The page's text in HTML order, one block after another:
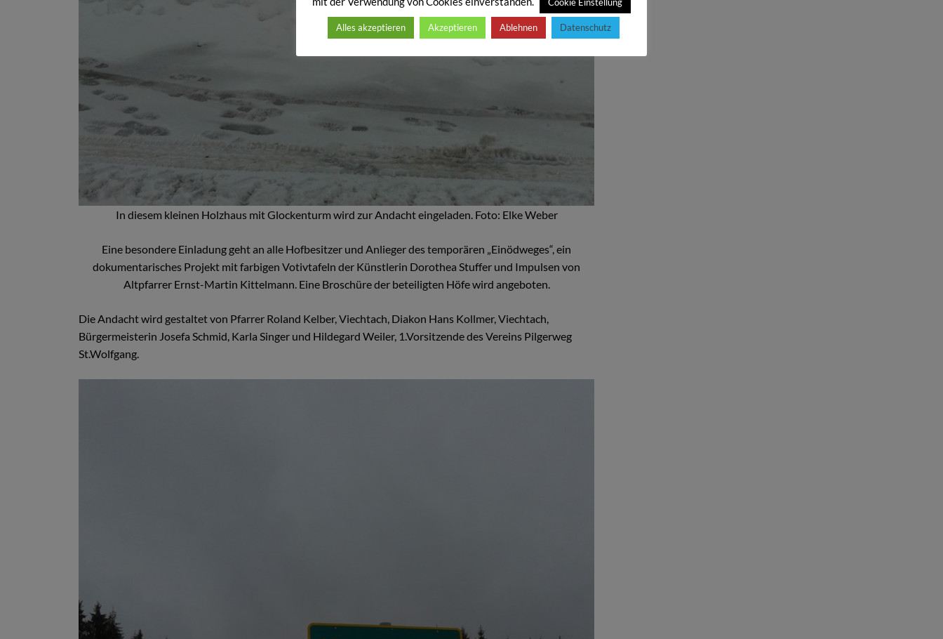
In diesem kleinen Holzhaus mit Glockenturm wird zur Andacht eingeladen. Foto: Elke Weber
Eine besondere Einladung geht an alle Hofbesitzer und Anlieger des temporären „Einödweges“, ein
dokumentarisches Projekt mit farbigen Votivtafeln der Künstlerin Dorothea Stuffer und Impulsen von
Altpfarrer Ernst-Martin Kittelmann. Eine Broschüre der beteiligten Höfe wird angeboten.
Die Andacht wird gestaltet von Pfarrer Roland Kelber, Viechtach, Diakon Hans Kollmer, Viechtach,
Bürgermeisterin Josefa Schmid, Karla Singer und Hildegard Weiler, 1.Vorsitzende des Vereins Pilgerweg
St.Wolfgang.
Cookie Einstellung
Alles akzeptieren Akzeptieren Ablehnen Datenschutz